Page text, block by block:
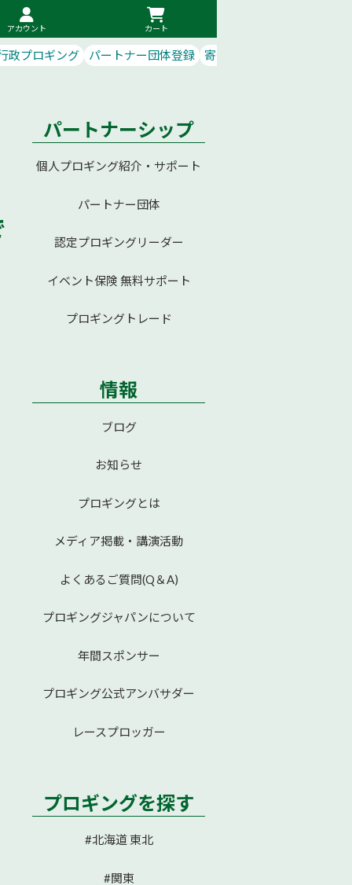
アカウント カート
政プロギング パートナー団体登録 寄付で応援
パートナーシップ
個人プロギング紹介・サポート
パートナー団体
認定プロギングリーダー
イベント保険 無料サポート
プロギングトレード
情報
ブログ
お知らせ
プロギングとは
メディア掲載・講演活動
よくあるご質問(Q＆A)
プロギングジャパンについて
年間スポンサー
プロギング公式アンバサダー
レースプロッガー
プロギングを探す
#北海道 東北
#関東